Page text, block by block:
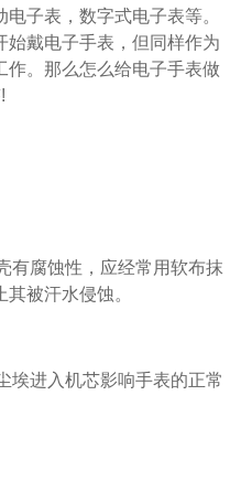
子表，数字式电子表等。
始戴电子手表，但同样作为
作。那么怎么给电子手表做
有腐蚀性，应经常用软布抹
被汗水侵蚀。
埃进入机芯影响手表的正常